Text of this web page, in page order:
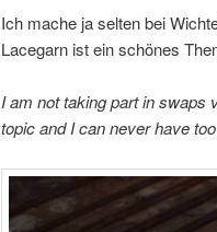
Ich mache ja selten bei
Lacegarn ist ein schönes
I am not taking part in swaps
topic and I can never have